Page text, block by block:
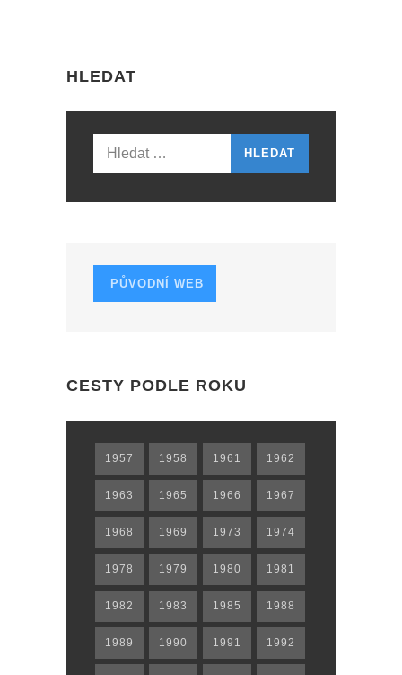
HLEDAT
Vyhledávání
PŮVODNÍ WEB
CESTY PODLE ROKU
1957 1958 1961 1962
1963 1965 1966 1967
1968 1969 1973 1974
1978 1979 1980 1981
1982 1983 1985 1988
1989 1990 1991 1992